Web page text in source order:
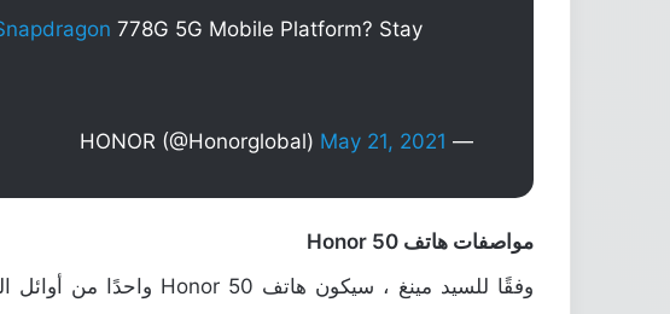
778G 5G Mobile Platform? Stay
— HONOR (@Honorglobal)
May 21, 2021
مواصفات هاتف Honor 50